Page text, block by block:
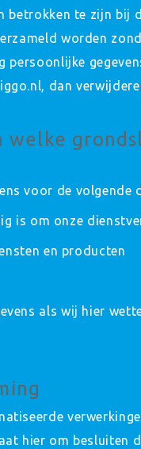
betrokken te zijn bij
worden
dan
voor de volgende
is om onze
en producten
als wij hier
hier om besluiten